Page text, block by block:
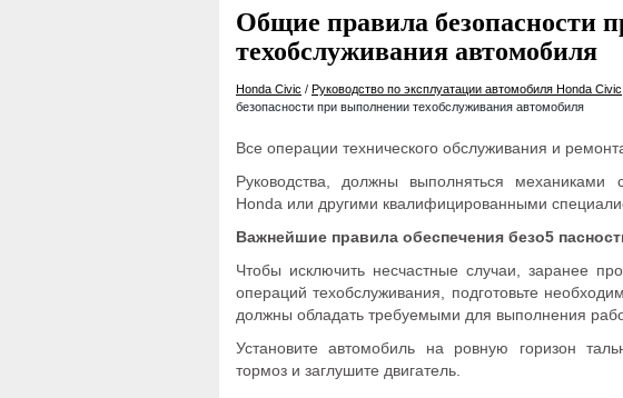
Общие правила безопасности
техобслуживания автомобиля
Honda Civic / Руководство по эксплуатации автомобиля Honda Civic
безопасности при выполнении техобслуживания автомобиля
Все операции технического обслуживания и
Руководства, должны выполняться механиками
Honda или другими квалифицированными
Важнейшие правила обеспечения безо5
Чтобы исключить несчастные случаи, заранее
операций техобслуживания, подготовьте
должны обладать требуемыми для выполнения
Установите автомобиль на ровную горизон
тормоз и заглушите двигатель.